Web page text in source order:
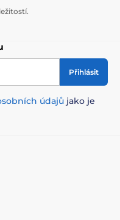
Přihlásit
údajů jako je